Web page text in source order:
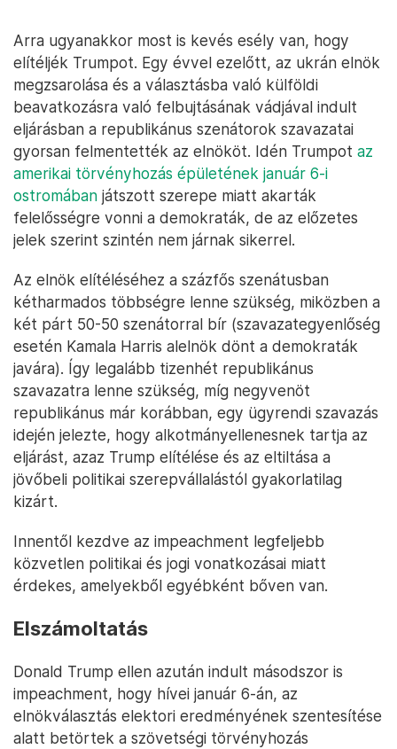
Arra ugyanakkor most is kevés esély van, hogy
elítéljék Trumpot. Egy évvel ezelőtt, az ukrán elnök
megzsarolása és a választásba való külföldi
beavatkozásra való felbujtásának vádjával indult
eljárásban a republikánus szenátorok szavazatai
gyorsan felmentették az elnököt. Idén Trumpot az
amerikai törvényhozás épületének január 6-i
ostromában játszott szerepe miatt akarták
felelősségre vonni a demokraták, de az előzetes
jelek szerint szintén nem járnak sikerrel.
Az elnök elítéléséhez a százfős szenátusban
kétharmados többségre lenne szükség, miközben a
két párt 50-50 szenátorral bír (szavazategyenlőség
esetén Kamala Harris alelnök dönt a demokraták
javára). Így legalább tizenhét republikánus
szavazatra lenne szükség, míg negyvenöt
republikánus már korábban, egy ügyrendi szavazás
idején jelezte, hogy alkotmányellenesnek tartja az
eljárást, azaz Trump elítélése és az eltiltása a
jövőbeli politikai szerepvállalástól gyakorlatilag
kizárt.
Innentől kezdve az impeachment legfeljebb
közvetlen politikai és jogi vonatkozásai miatt
érdekes, amelyekből egyébként bőven van.
Elszámoltatás
Donald Trump ellen azután indult másodszor is
impeachment, hogy hívei január 6-án, az
elnökválasztás elektori eredményének szentesítése
alatt betörtek a szövetségi törvényhozás